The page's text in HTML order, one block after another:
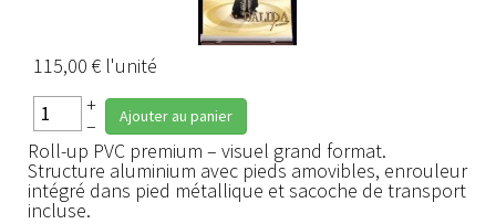
115,00 € l'unité
+
– Ajouter au panier
Roll-up PVC premium – visuel grand format.
Structure aluminium avec pieds amovibles, enrouleur
intégré dans pied métallique et sacoche de transport
incluse.